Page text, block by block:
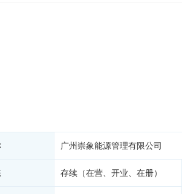
信用评价
进出口信用
债券信息
地块公示
广州崇象能源管理有限公司
存续（在营、开业、在册）